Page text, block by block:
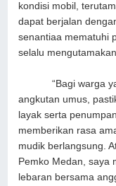
kondisi mobil,
dapat berjalan
senantiaa mematuhi
selalu
“Bagi warga
angkutan umus,
layak serta
memberikan rasa
mudik berlangsung.
Pemko Medan, saya
lebaran bersama